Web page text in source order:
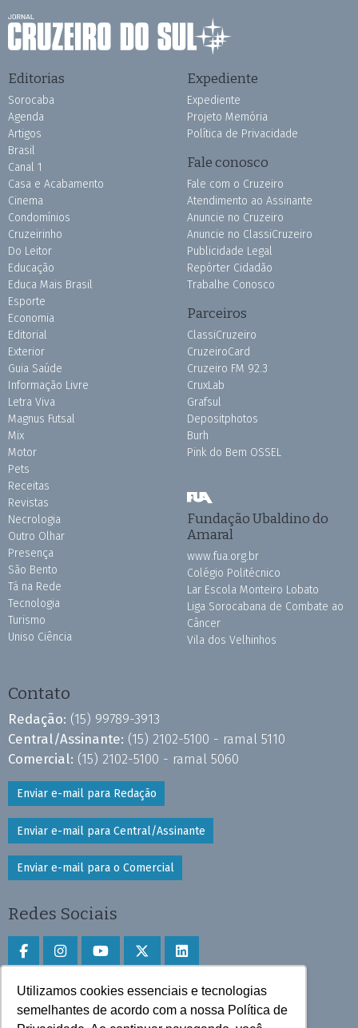
Utilizamos cookies essenciais e tecnologias
semelhantes de acordo com a nossa Política de
Editorias
Sorocaba
Agenda
Artigos
Brasil
Canal 1
Casa e Acabamento
Cinema
Condomínios
Cruzeirinho
Do Leitor
Educação
Educa Mais Brasil
Esporte
Economia
Editorial
Exterior
Guia Saúde
Informação Livre
Letra Viva
Magnus Futsal
Mix
Motor
Pets
Receitas
Revistas
Necrologia
Outro Olhar
Presença
São Bento
Tá na Rede
Tecnologia
Turismo
Uniso Ciência
Expediente
Expediente
Projeto Memória
Política de Privacidade
Fale conosco
Fale com o Cruzeiro
Atendimento ao Assinante
Anuncie no Cruzeiro
Anuncie no ClassiCruzeiro
Publicidade Legal
Repórter Cidadão
Trabalhe Conosco
Parceiros
ClassiCruzeiro
CruzeiroCard
Cruzeiro FM 92.3
CruxLab
Grafsul
Depositphotos
Burh
Pink do Bem OSSEL
Fundação Ubaldino do
Amaral
www.fua.org.br
Colégio Politécnico
Lar Escola Monteiro Lobato
Liga Sorocabana de Combate ao
Câncer
Vila dos Velhinhos
Contato
Redação: (15) 99789-3913
Central/Assinante: (15) 2102-5100 - ramal 5110
Comercial: (15) 2102-5100 - ramal 5060
Enviar e-mail para Redação
Enviar e-mail para Central/Assinante
Enviar e-mail para o Comercial
Redes Sociais
Faça download do aplicativo